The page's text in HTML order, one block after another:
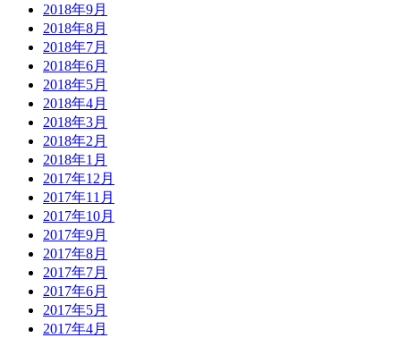
2018年9月
2018年8月
2018年7月
2018年6月
2018年5月
2018年4月
2018年3月
2018年2月
2018年1月
2017年12月
2017年11月
2017年10月
2017年9月
2017年8月
2017年7月
2017年6月
2017年5月
2017年4月